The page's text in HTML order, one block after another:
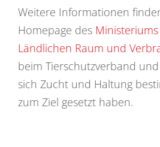
Weitere Informationen
Homepage des
Ländlichen Raum und
beim Tierschutzverband
sich Zucht und Haltung
zum Ziel gesetzt haben.